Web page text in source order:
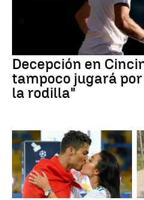
Decepción en
tampoco jugará
la rodilla"